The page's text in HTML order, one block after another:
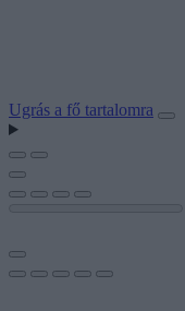
Ugrás a fő tartalomra